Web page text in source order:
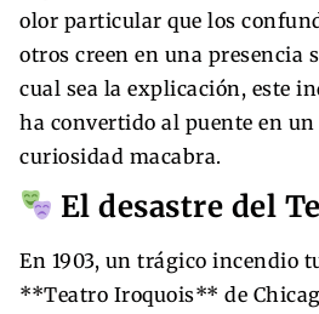
olor particular que los
otros creen en una presencia
cual sea la explicación, este
ha convertido al puente en
curiosidad macabra.
El desastre del
En 1903, un trágico incendio
**Teatro Iroquois** de